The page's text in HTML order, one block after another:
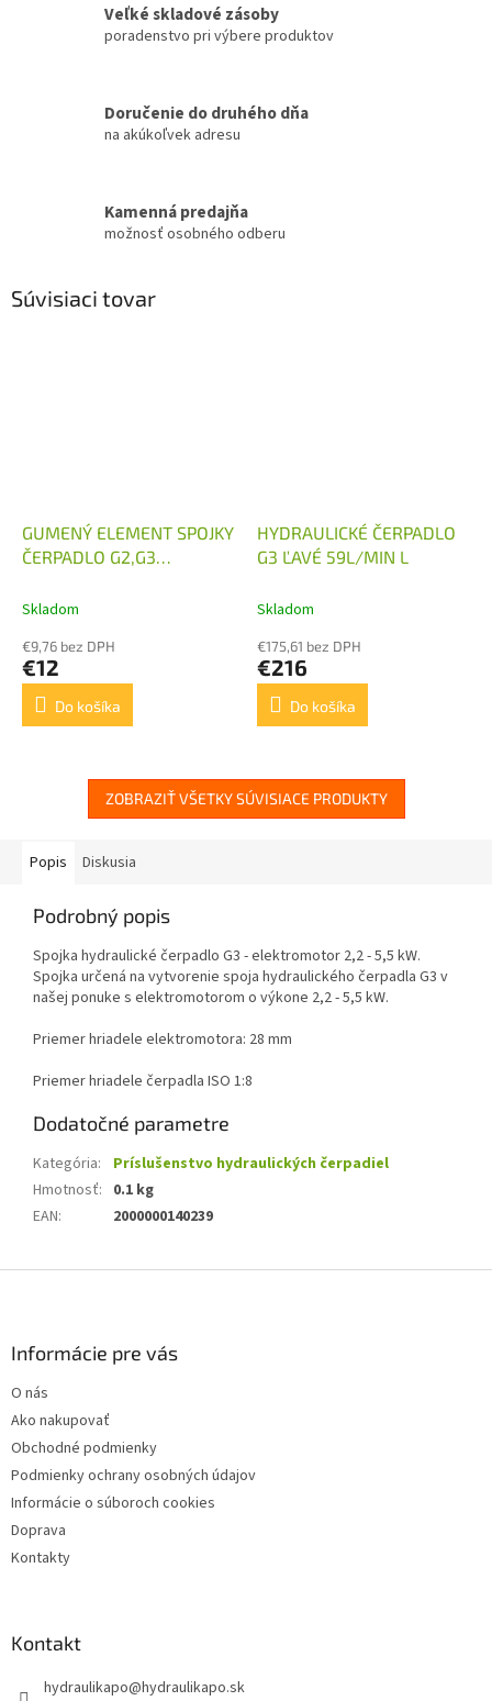
Veľké skladové zásoby
poradenstvo pri výbere produktov
Doručenie do druhého dňa
na akúkoľvek adresu
Kamenná predajňa
možnosť osobného odberu
Súvisiaci tovar
GUMENÝ ELEMENT SPOJKY
ČERPADLO G2,G3
KW
Skladom
€9,76 bez DPH
€12
Do košíka
HYDRAULICKÉ ČERPADLO
G3 ĽAVÉ 59L/MIN L
Skladom
€175,61 bez DPH
€216
Do košíka
ZOBRAZIŤ VŠETKY SÚVISIACE PRODUKTY
Popis Diskusia
Podrobný popis
Spojka hydraulické čerpadlo G3 - elektromotor 2,2 - 5,5 kW.
Spojka určená na vytvorenie spoja hydraulického čerpadla G3 v
našej ponuke s elektromotorom o výkone 2,2 - 5,5 kW.
Priemer hriadele elektromotora: 28 mm
Priemer hriadele čerpadla ISO 1:8
Dodatočné parametre
Kategória:
Príslušenstvo hydraulických čerpadiel
Hmotnosť: 0.1 kg
EAN: 2000000140239
Informácie pre vás
O nás
Ako nakupovať
Obchodné podmienky
Podmienky ochrany osobných údajov
Informácie o súboroch cookies
Doprava
Kontakty
Kontakt
hydraulikapo@hydraulikapo.sk